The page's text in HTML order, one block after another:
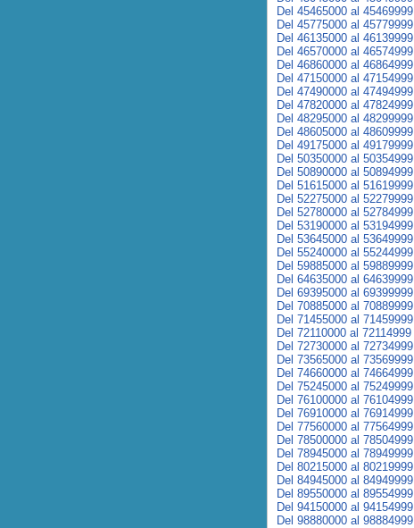
Del 45465000 al 45469999
Del 45775000 al 45779999
Del 46135000 al 46139999
Del 46570000 al 46574999
Del 46860000 al 46864999
Del 47150000 al 47154999
Del 47490000 al 47494999
Del 47820000 al 47824999
Del 48295000 al 48299999
Del 48605000 al 48609999
Del 49175000 al 49179999
Del 50350000 al 50354999
Del 50890000 al 50894999
Del 51615000 al 51619999
Del 52275000 al 52279999
Del 52780000 al 52784999
Del 53190000 al 53194999
Del 53645000 al 53649999
Del 55240000 al 55244999
Del 59885000 al 59889999
Del 64635000 al 64639999
Del 69395000 al 69399999
Del 70885000 al 70889999
Del 71455000 al 71459999
Del 72110000 al 72114999
Del 72730000 al 72734999
Del 73565000 al 73569999
Del 74660000 al 74664999
Del 75245000 al 75249999
Del 76100000 al 76104999
Del 76910000 al 76914999
Del 77560000 al 77564999
Del 78500000 al 78504999
Del 78945000 al 78949999
Del 80215000 al 80219999
Del 84945000 al 84949999
Del 89550000 al 89554999
Del 94150000 al 94154999
Del 98880000 al 98884999